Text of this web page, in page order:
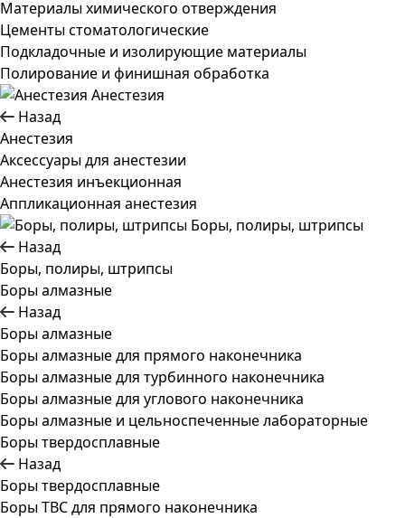
Материалы химического отверждения
Цементы стоматологические
Подкладочные и изолирующие материалы
Полирование и финишная обработка
Анестезия
Назад
Анестезия
Аксессуары для анестезии
Анестезия инъекционная
Аппликационная анестезия
Боры, полиры, штрипсы
Назад
Боры, полиры, штрипсы
Боры алмазные
Назад
Боры алмазные
Боры алмазные для прямого наконечника
Боры алмазные для турбинного наконечника
Боры алмазные для углового наконечника
Боры алмазные и цельноспеченные лабораторные
Боры твердосплавные
Назад
Боры твердосплавные
Боры ТВС для прямого наконечника